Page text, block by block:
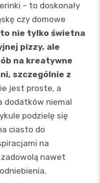
– to doskonały
czy domowe
nie tylko świetna
pizzy, ale
na kreatywne
szczególnie z
jest proste, a
dodatków niemal
podzielę się
ciasto do
na
nawet